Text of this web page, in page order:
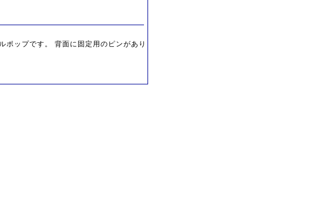
ポップです。 背面に固定用のピンがあり